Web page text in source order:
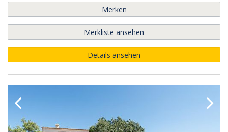
Merken
Merkliste ansehen
Details ansehen